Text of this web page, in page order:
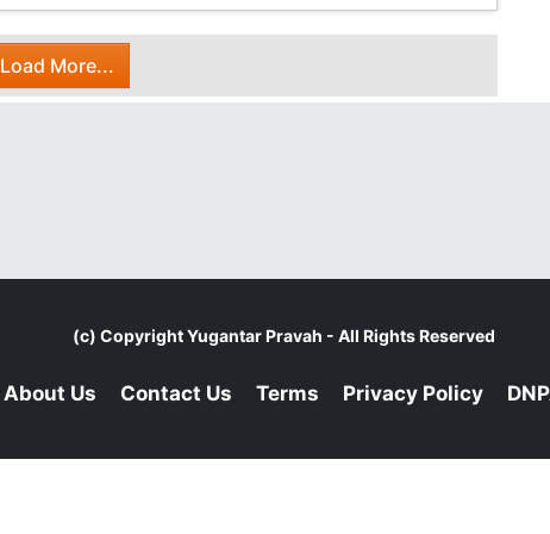
Load More...
(c) CopyrightYugantar Pravah - All Rights Reserved
About Us Contact Us Terms Privacy Policy